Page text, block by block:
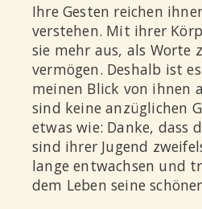
Ihre Gesten reichen
verstehen. Mit ihrer
sie mehr aus, als Worte
vermögen. Deshalb ist
meinen Blick von ihnen
sind keine anzüglichen
etwas wie: Danke, dass
sind ihrer Jugend
lange entwachsen und
dem Leben seine